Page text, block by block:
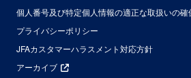
個人番号及び特定個人情報の適正な取扱いの
プライバシーポリシー
JFAカスタマーハラスメント対応方針
アーカイブ